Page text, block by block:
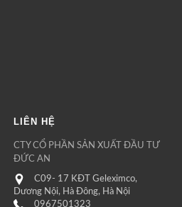
LIÊN HỆ
CTY CỔ PHẦN SẢN XUẤT ĐẦU TƯ
ĐỨC AN
C09- 17 KĐT Geleximco,
Dương Nội, Hà Đông, Hà Nội
0967501323